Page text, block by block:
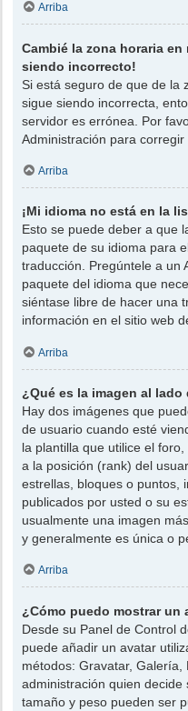
Arriba
Cambié la zona horaria
siendo incorrecto!
Si está seguro de que de la
sigue siendo incorrecta,
servidor es errónea. Por
Administración para corregir
Arriba
¡Mi idioma no está en la
Esto se puede deber a que
paquete de su idioma para
traducción. Pregúntele a un
paquete del idioma que
siéntase libre de hacer una
información en el sitio web
Arriba
¿Qué es la imagen al
Hay dos imágenes que
de usuario cuando esté
la plantilla que utilice el
a la posición (rank) del
estrellas, bloques o puntos,
publicados por usted o su
usualmente una imagen
y generalmente es única o
Arriba
¿Cómo puedo mostrar un
Desde su Panel de Control
puede añadir un avatar
métodos: Gravatar, Galería,
administración quien
tamaño y peso pueden ser